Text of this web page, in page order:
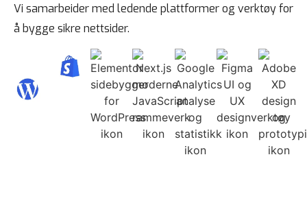
Vi samarbeider med ledende plattformer og verktøy for
å bygge sikre nettsider.